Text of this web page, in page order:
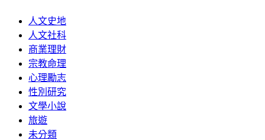
人文史地
人文社科
商業理財
宗教命理
心理勵志
性別研究
文學小說
旅遊
未分類